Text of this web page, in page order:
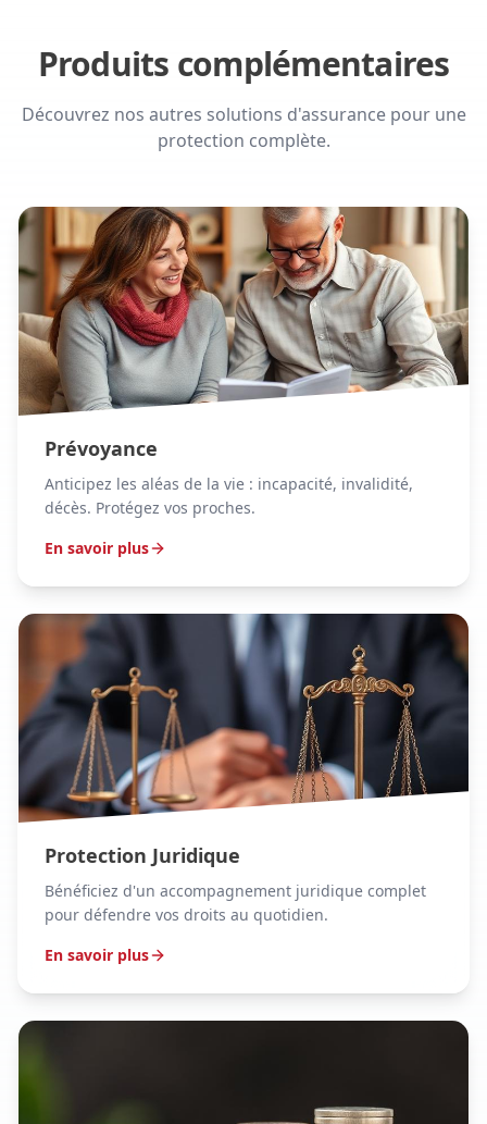
Produits complémentaires
Découvrez nos autres solutions d'assurance pour une
protection complète.
Prévoyance
Anticipez les aléas de la vie : incapacité, invalidité,
décès. Protégez vos proches.
En savoir plus
Protection Juridique
Bénéficiez d'un accompagnement juridique complet
pour défendre vos droits au quotidien.
En savoir plus